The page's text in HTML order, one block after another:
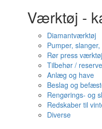
Værktøj -
Diamantværktøj
Pumper,
Rør press værktøj
Tilbehør /
Anlæg og have
Beslag og
Rengørings- og
Redskaber til
Diverse